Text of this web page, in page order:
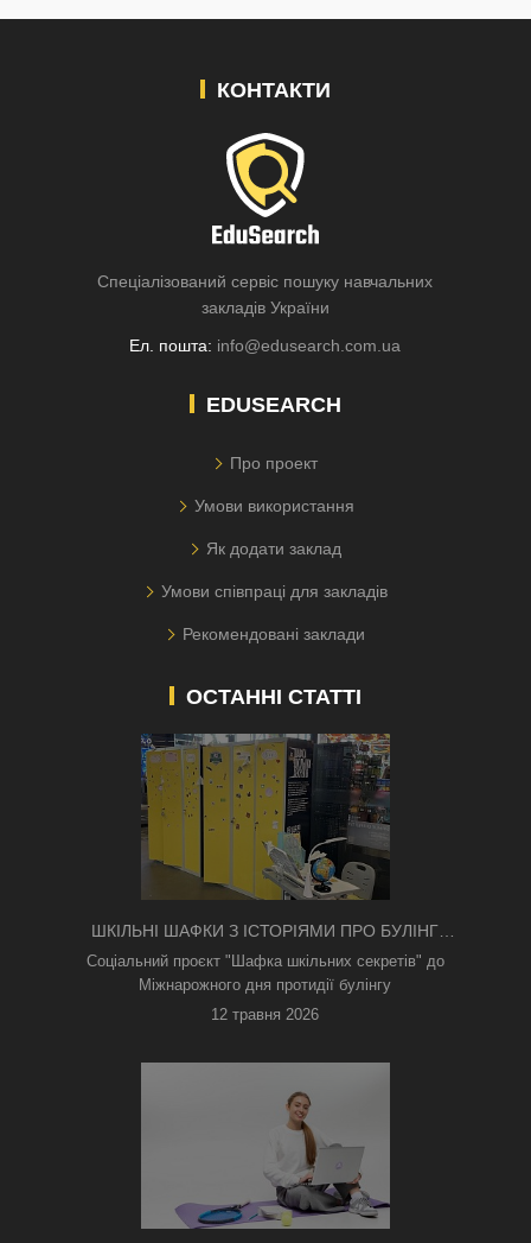
КОНТАКТИ
Спеціалізований сервіс пошуку навчальних
закладів України
Ел. пошта: info@edusearch.com.ua
EDUSEARCH
Про проект
Умови використання
Як додати заклад
Умови співпраці для закладів
Рекомендовані заклади
ОСТАННІ СТАТТІ
ШКІЛЬНІ ШАФКИ З ІСТОРІЯМИ ПРО БУЛІНГ
З'ЯВИЛИСЯ В КИЄВІ
Соціальний проєкт "Шафка шкільних секретів" до
Міжнарожного дня протидії булінгу
12 травня 2026